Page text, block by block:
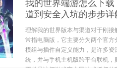
我的世界端游怎么下
道到安全入坑的步步详
理解我的世界版本与渠道对于刚
常指电脑版，它主要分为两个官方
模组与插件自定义能力，是许多资
统，并与手机主机版跨平台联机
正道是访问游戏官方网站或授权的